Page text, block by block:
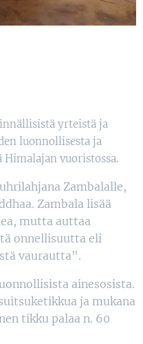
yrteistä ja
luonnollisesta ja
Himalajan vuoristossa.
Zambalalle,
Zambala lisää
mutta auttaa
onnellisuutta eli
vaurautta".
ainesosista.
ja mukana
tikku palaa n. 60